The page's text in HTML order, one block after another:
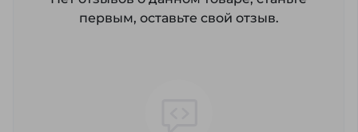
первым, оставьте свой отзыв.